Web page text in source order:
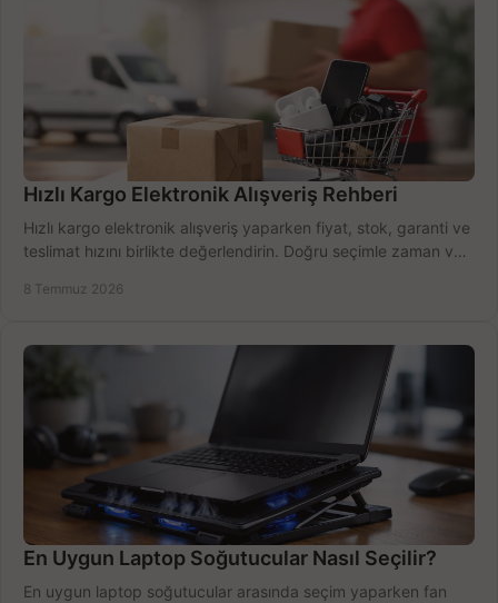
Hızlı Kargo Elektronik Alışveriş Rehberi
Hızlı kargo elektronik alışveriş yaparken fiyat, stok, garanti ve
teslimat hızını birlikte değerlendirin. Doğru seçimle zaman ve
8 Temmuz 2026
En Uygun Laptop Soğutucular Nasıl Seçilir?
En uygun laptop soğutucular arasında seçim yaparken fan